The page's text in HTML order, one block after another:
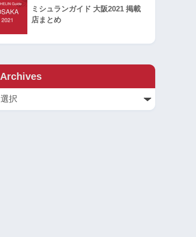
ミシュランガイド 大阪2021 掲載
店まとめ
Archives